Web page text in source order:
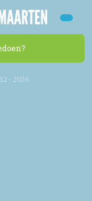
- 2026